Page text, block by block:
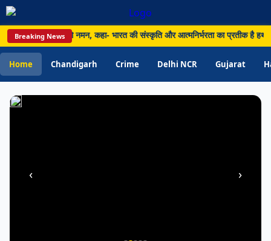
Breaking News
ने किया बुनकरों को नमन, कहा- भारत की संस्कृति और आत्मनिर्भरता का प्रतीक है
Home Chandigarh Crime Delhi NCR Gujarat
‹ ›
मृतकों
का
आंकड़ा
96
पहुंचा